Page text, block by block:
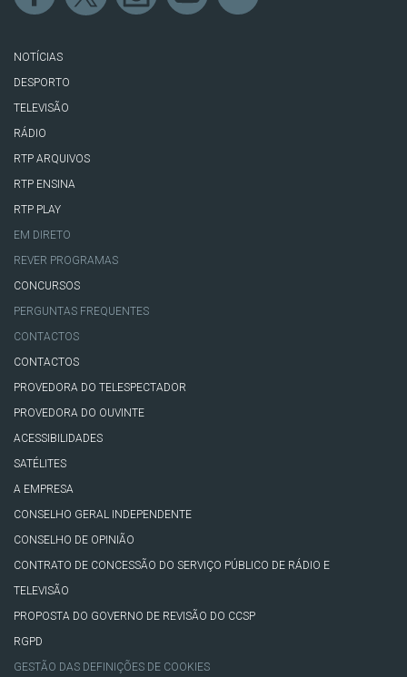
NOTÍCIAS
DESPORTO
TELEVISÃO
RÁDIO
RTP ARQUIVOS
RTP ENSINA
RTP PLAY
EM DIRETO
REVER PROGRAMAS
CONCURSOS
PERGUNTAS FREQUENTES
CONTACTOS
CONTACTOS
PROVEDORA DO TELESPECTADOR
PROVEDORA DO OUVINTE
ACESSIBILIDADES
SATÉLITES
A EMPRESA
CONSELHO GERAL INDEPENDENTE
CONSELHO DE OPINIÃO
CONTRATO DE CONCESSÃO DO SERVIÇO PÚBLICO DE RÁDIO E
TELEVISÃO
PROPOSTA DO GOVERNO DE REVISÃO DO CCSP
RGPD
GESTÃO DAS DEFINIÇÕES DE COOKIES